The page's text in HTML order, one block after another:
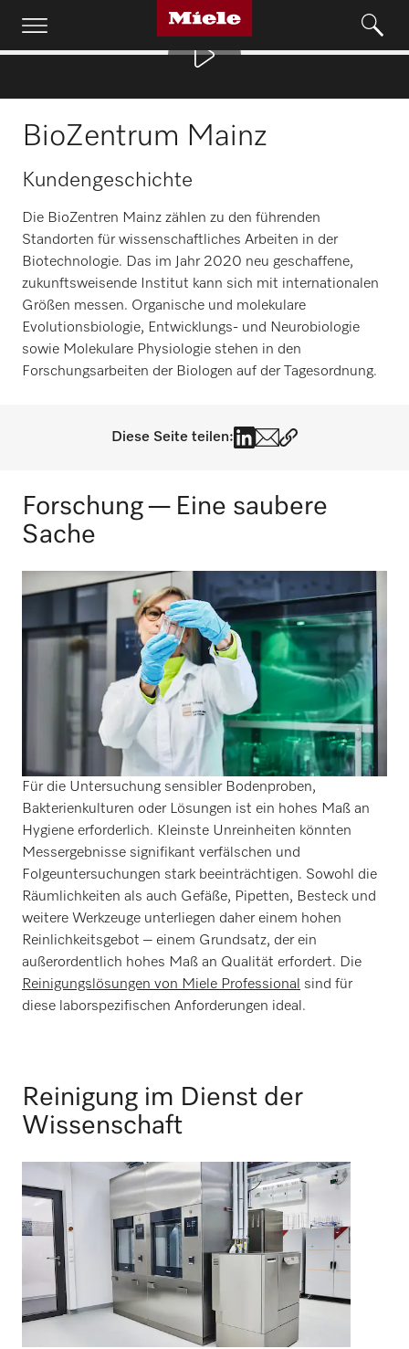
BioZentrum Mainz
Kundengeschichte
Die BioZentren Mainz zählen zu den führenden
Standorten für wissenschaftliches Arbeiten in der
Biotechnologie. Das im Jahr 2020 neu geschaffene,
zukunftsweisende Institut kann sich mit internationalen
Größen messen. Organische und molekulare
Evolutionsbiologie, Entwicklungs- und Neurobiologie
sowie Molekulare Physiologie stehen in den
Forschungsarbeiten der Biologen auf der Tagesordnung.
Diese Seite teilen:
Forschung — Eine saubere
Sache
Für die Untersuchung sensibler Bodenproben,
Bakterienkulturen oder Lösungen ist ein hohes Maß an
Hygiene erforderlich. Kleinste Unreinheiten könnten
Messergebnisse signifikant verfälschen und
Folgeuntersuchungen stark beeinträchtigen. Sowohl die
Räumlichkeiten als auch Gefäße, Pipetten, Besteck und
weitere Werkzeuge unterliegen daher einem hohen
Reinlichkeitsgebot – einem Grundsatz, der ein
außerordentlich hohes Maß an Qualität erfordert. Die
Reinigungslösungen von Miele Professional
sind für
diese laborspezifischen Anforderungen ideal.
Reinigung im Dienst der
Wissenschaft